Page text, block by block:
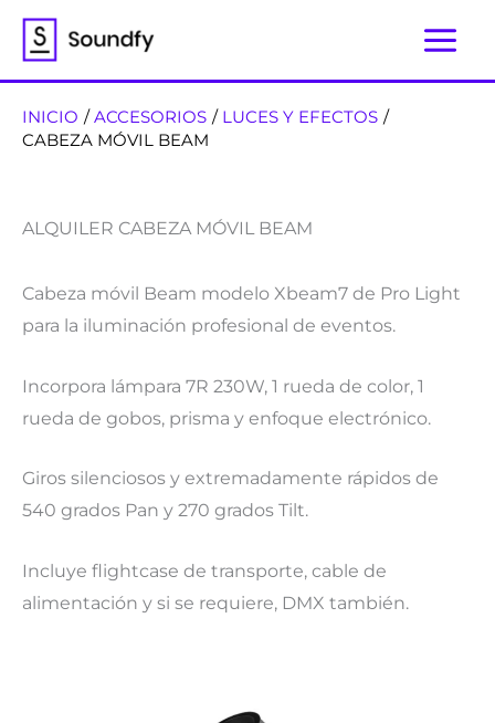
contenido
INICIO
ACCESORIOS
LUCES Y EFECTOS
CABEZA MÓVIL BEAM
ALQUILER CABEZA MÓVIL BEAM
Cabeza móvil Beam modelo Xbeam7 de Pro Light
para la iluminación profesional de eventos.
Incorpora lámpara 7R 230W, 1 rueda de color, 1
rueda de gobos, prisma y enfoque electrónico.
Giros silenciosos y extremadamente rápidos de
540 grados Pan y 270 grados Tilt.
Incluye flightcase de transporte, cable de
alimentación y si se requiere, DMX también.